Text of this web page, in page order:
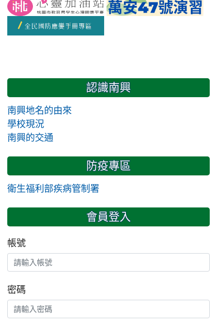
認識南興
南興地名的由來
學校現況
南興的交通
防疫專區
衛生福利部疾病管制署
會員登入
帳號
密碼